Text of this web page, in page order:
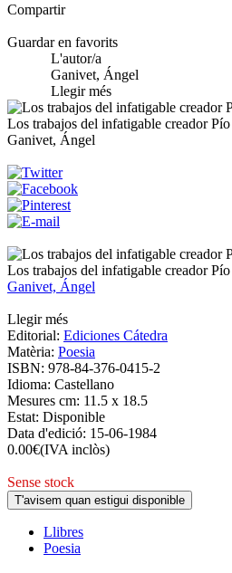
Compartir
Guardar en favorits
L'autor/a
Ganivet, Ángel
Llegir més
Los trabajos del infatigable creador
Ganivet, Ángel
Los trabajos del infatigable creador
Ganivet, Ángel
Llegir més
Editorial: Ediciones Cátedra
Matèria: Poesia
ISBN: 978-84-376-0415-2
Idioma: Castellano
Mesures cm: 11.5 x 18.5
Estat: Disponible
Data d'edició: 15-06-1984
0.00€(IVA inclòs)
Sense stock
T'avisem quan estigui disponible
Llibres
Poesia